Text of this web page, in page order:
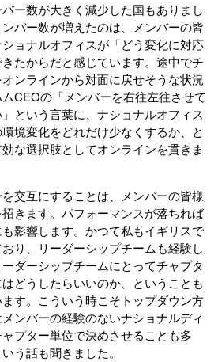
ー数が大きく減少した国もありまし
バー数が増えたのは、メンバーの皆
ョナルオフィスが「どう変化に対応
たからだと感じています。途中でチ
ンラインから対面に戻せそうな状況
CEOの「メンバーを右往左往させて
という言葉に、ナショナルオフィス
境変化をどれだけ少なくするか、と
な選択肢としてオンラインを貫きま
交互にすることは、メンバーの皆様
きます。パフォーマンスが落ちれば
影響します。かつて私もイギリスで
り、リーダーシップチームも経験し
ダーシップチームにとってチャプタ
どうしたらいいのか、ということも
す。こういう時こそトップダウン方
ンバーの経験のないナショナルディ
プター単位で決めさせることも多
う話も聞きました。